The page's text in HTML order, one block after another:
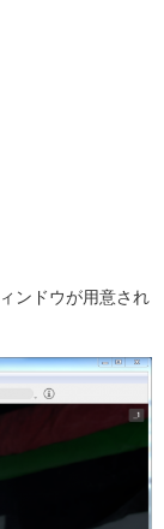
ンドウが用意され